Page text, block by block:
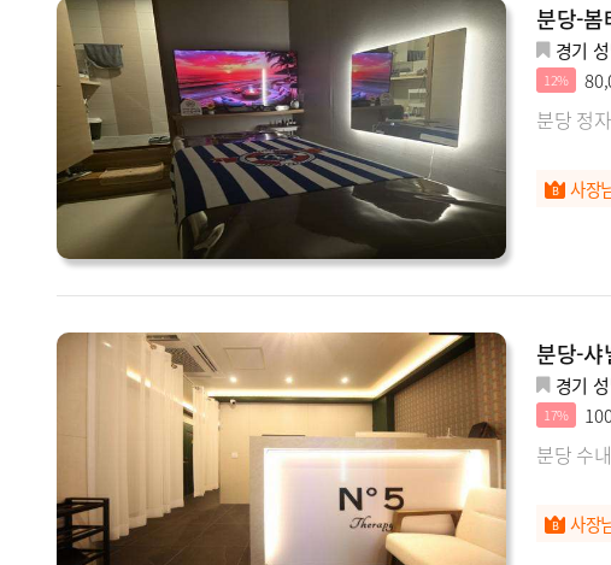
분당-봄
경기
12%
분당 정
사장
분당-샤
경기
17%
분당 수
사장